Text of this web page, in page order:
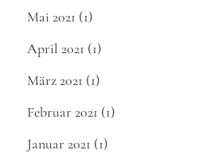
Mai 2021 (1)
April 2021 (1)
März 2021 (1)
Februar 2021 (1)
Januar 2021 (1)